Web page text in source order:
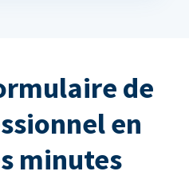
de
en
minutes